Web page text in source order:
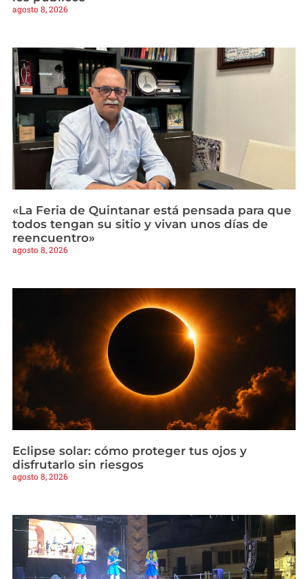
agosto 8, 2026
«La Feria de Quintanar está pensada para que
todos tengan su sitio y vivan unos días de
reencuentro»
agosto 8, 2026
Eclipse solar: cómo proteger tus ojos y
disfrutarlo sin riesgos
agosto 8, 2026